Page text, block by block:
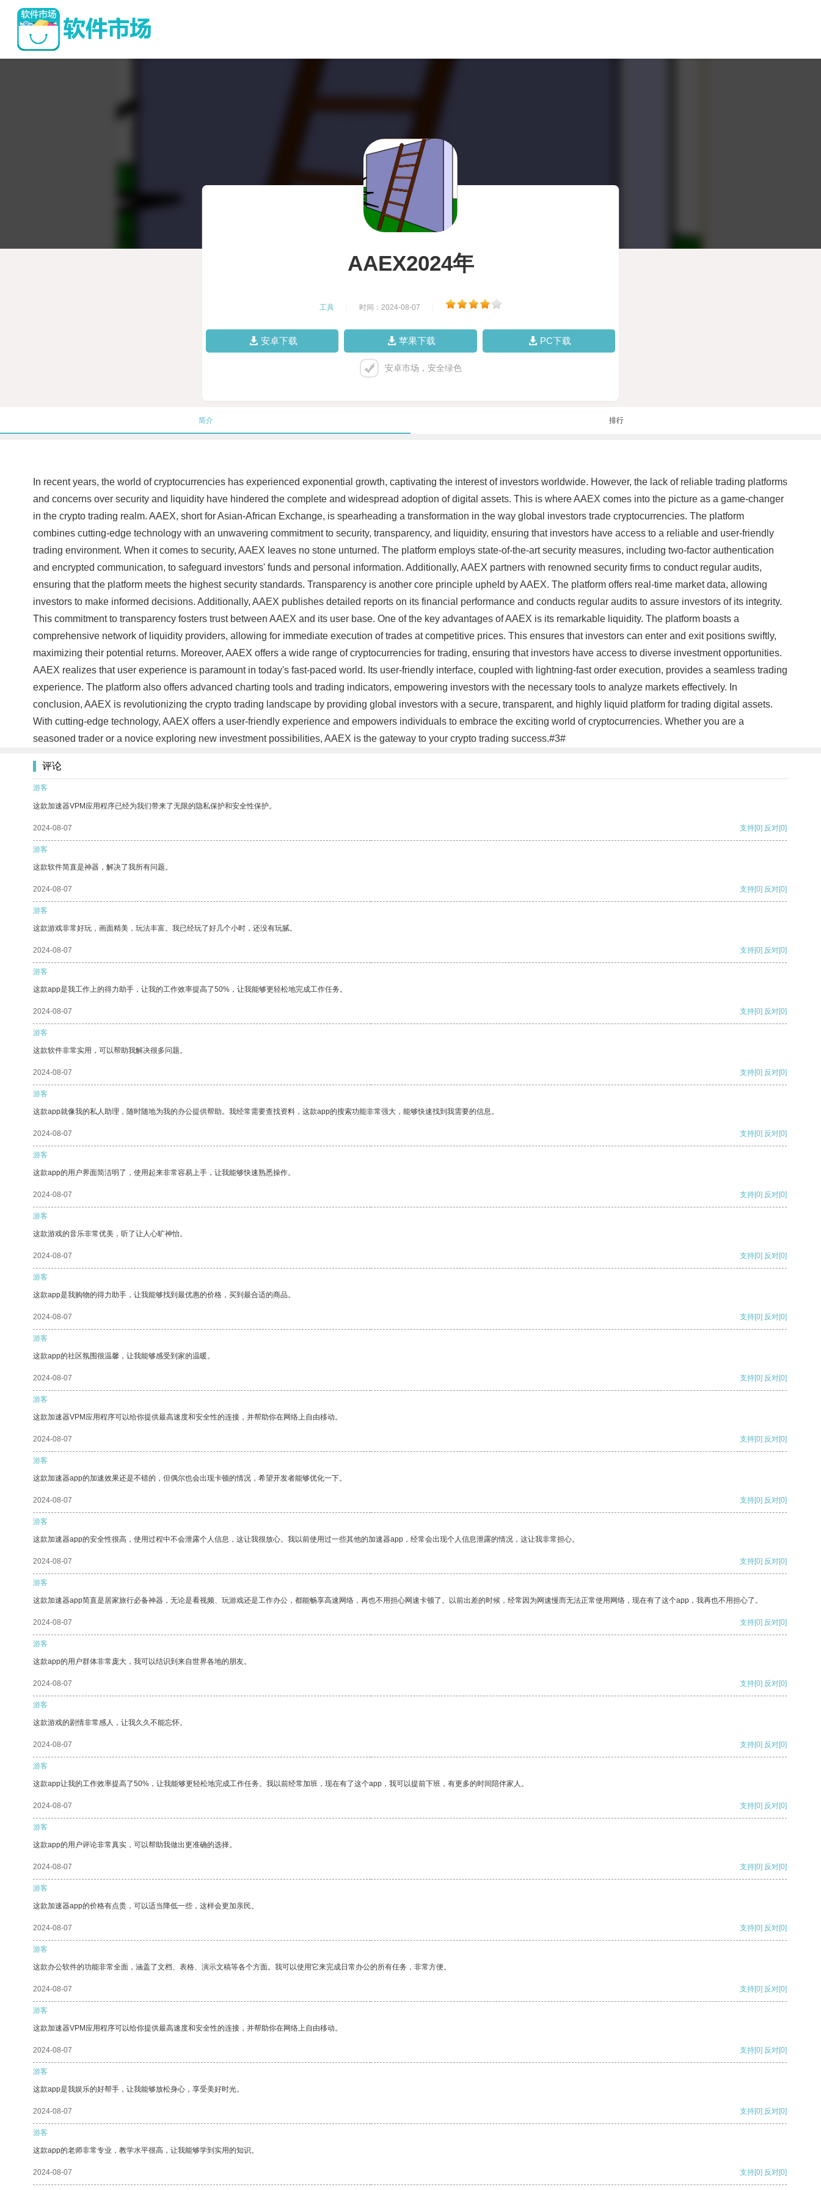
AAEX2024年
工具 时间：2024-08-07
安卓下载 苹果下载 PC下载
安卓市场，安全绿色
简介 排行
In recent years, the world of cryptocurrencies has experienced exponential growth, captivating the interest of investors worldwide. However, the lack of reliable trading platforms
and concerns over security and liquidity have hindered the complete and widespread adoption of digital assets. This is where AAEX comes into the picture as a game-changer
in the crypto trading realm. AAEX, short for Asian-African Exchange, is spearheading a transformation in the way global investors trade cryptocurrencies. The platform
combines cutting-edge technology with an unwavering commitment to security, transparency, and liquidity, ensuring that investors have access to a reliable and user-friendly
trading environment. When it comes to security, AAEX leaves no stone unturned. The platform employs state-of-the-art security measures, including two-factor authentication
and encrypted communication, to safeguard investors' funds and personal information. Additionally, AAEX partners with renowned security firms to conduct regular audits,
ensuring that the platform meets the highest security standards. Transparency is another core principle upheld by AAEX. The platform offers real-time market data, allowing
investors to make informed decisions. Additionally, AAEX publishes detailed reports on its financial performance and conducts regular audits to assure investors of its integrity.
This commitment to transparency fosters trust between AAEX and its user base. One of the key advantages of AAEX is its remarkable liquidity. The platform boasts a
comprehensive network of liquidity providers, allowing for immediate execution of trades at competitive prices. This ensures that investors can enter and exit positions swiftly,
maximizing their potential returns. Moreover, AAEX offers a wide range of cryptocurrencies for trading, ensuring that investors have access to diverse investment opportunities.
AAEX realizes that user experience is paramount in today's fast-paced world. Its user-friendly interface, coupled with lightning-fast order execution, provides a seamless trading
experience. The platform also offers advanced charting tools and trading indicators, empowering investors with the necessary tools to analyze markets effectively. In
conclusion, AAEX is revolutionizing the crypto trading landscape by providing global investors with a secure, transparent, and highly liquid platform for trading digital assets.
With cutting-edge technology, AAEX offers a user-friendly experience and empowers individuals to embrace the exciting world of cryptocurrencies. Whether you are a
seasoned trader or a novice exploring new investment possibilities, AAEX is the gateway to your crypto trading success.#3#
评论
游客
这款加速器VPM应用程序已经为我们带来了无限的隐私保护和安全性保护。
2024-08-07 支持[0] 反对[0]
游客
这款软件简直是神器，解决了我所有问题。
2024-08-07 支持[0] 反对[0]
游客
这款游戏非常好玩，画面精美，玩法丰富。我已经玩了好几个小时，还没有玩腻。
2024-08-07 支持[0] 反对[0]
游客
这款app是我工作上的得力助手，让我的工作效率提高了50%，让我能够更轻松地完成工作任务。
2024-08-07 支持[0] 反对[0]
游客
这款软件非常实用，可以帮助我解决很多问题。
2024-08-07 支持[0] 反对[0]
游客
这款app就像我的私人助理，随时随地为我的办公提供帮助。我经常需要查找资料，这款app的搜索功能非常强大，能够快速找到我需要的信息。
2024-08-07 支持[0] 反对[0]
游客
这款app的用户界面简洁明了，使用起来非常容易上手，让我能够快速熟悉操作。
2024-08-07 支持[0] 反对[0]
游客
这款游戏的音乐非常优美，听了让人心旷神怡。
2024-08-07 支持[0] 反对[0]
游客
这款app是我购物的得力助手，让我能够找到最优惠的价格，买到最合适的商品。
2024-08-07 支持[0] 反对[0]
游客
这款app的社区氛围很温馨，让我能够感受到家的温暖。
2024-08-07 支持[0] 反对[0]
游客
这款加速器VPM应用程序可以给你提供最高速度和安全性的连接，并帮助你在网络上自由移动。
2024-08-07 支持[0] 反对[0]
游客
这款加速器app的加速效果还是不错的，但偶尔也会出现卡顿的情况，希望开发者能够优化一下。
2024-08-07 支持[0] 反对[0]
游客
这款加速器app的安全性很高，使用过程中不会泄露个人信息，这让我很放心。我以前使用过一些其他的加速器app，经常会出现个人信息泄露的情况，这让我非常担心。
2024-08-07 支持[0] 反对[0]
游客
这款加速器app简直是居家旅行必备神器，无论是看视频、玩游戏还是工作办公，都能畅享高速网络，再也不用担心网速卡顿了。以前出差的时候，经常因为网速慢而无法正常使用网络，现在有了这个app，我再也不用担心了。
2024-08-07 支持[0] 反对[0]
游客
这款app的用户群体非常庞大，我可以结识到来自世界各地的朋友。
2024-08-07 支持[0] 反对[0]
游客
这款游戏的剧情非常感人，让我久久不能忘怀。
2024-08-07 支持[0] 反对[0]
游客
这款app让我的工作效率提高了50%，让我能够更轻松地完成工作任务。我以前经常加班，现在有了这个app，我可以提前下班，有更多的时间陪伴家人。
2024-08-07 支持[0] 反对[0]
游客
这款app的用户评论非常真实，可以帮助我做出更准确的选择。
2024-08-07 支持[0] 反对[0]
游客
这款加速器app的价格有点贵，可以适当降低一些，这样会更加亲民。
2024-08-07 支持[0] 反对[0]
游客
这款办公软件的功能非常全面，涵盖了文档、表格、演示文稿等各个方面。我可以使用它来完成日常办公的所有任务，非常方便。
2024-08-07 支持[0] 反对[0]
游客
这款加速器VPM应用程序可以给你提供最高速度和安全性的连接，并帮助你在网络上自由移动。
2024-08-07 支持[0] 反对[0]
游客
这款app是我娱乐的好帮手，让我能够放松身心，享受美好时光。
2024-08-07 支持[0] 反对[0]
游客
这款app的老师非常专业，教学水平很高，让我能够学到实用的知识。
2024-08-07 支持[0] 反对[0]